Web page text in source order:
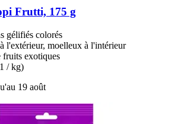
Frutti, 175 g
gélifiés colorés
l'extérieur, moelleux à l'intérieur
fruits exotiques
/ kg)
19 août